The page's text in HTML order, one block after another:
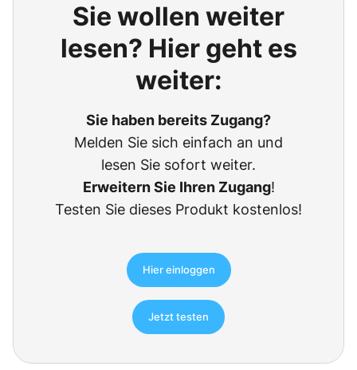
Sie wollen weiter
lesen? Hier geht es
weiter:
Sie haben bereits Zugang?
Melden Sie sich einfach an und
lesen Sie sofort weiter.
Erweitern Sie Ihren Zugang!
Testen Sie dieses Produkt kostenlos!
Hier einloggen
Jetzt testen